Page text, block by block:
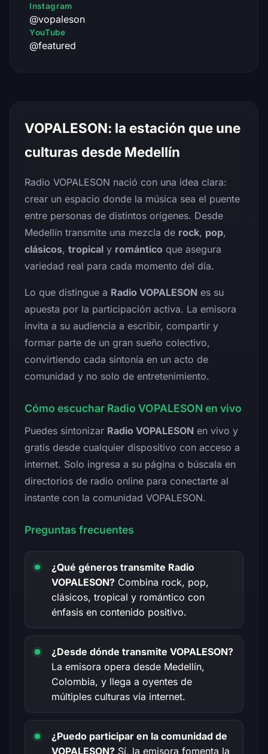
Instagram
@vopaleson
YouTube
@featured
VOPALESON: la estación que une
culturas desde Medellín
Radio VOPALESON nació con una idea clara:
crear un espacio donde la música sea el puente
entre personas de distintos orígenes. Desde
Medellín transmite una mezcla de rock, pop,
clásicos, tropical y romántico que asegura
variedad real para cada momento del día.
Lo que distingue a Radio VOPALESON es su
apuesta por la participación activa. La emisora
invita a su audiencia a escribir, compartir y
formar parte de un gran sueño colectivo,
convirtiendo cada sintonía en un acto de
comunidad y no solo de entretenimiento.
Cómo escuchar Radio VOPALESON en vivo
Puedes sintonizar Radio VOPALESON en vivo y
gratis desde cualquier dispositivo con acceso a
internet. Solo ingresa a su página o búscala en
directorios de radio online para conectarte al
instante con la comunidad VOPALESON.
Preguntas frecuentes
¿Qué géneros transmite Radio
VOPALESON? Combina rock, pop,
clásicos, tropical y romántico con
énfasis en contenido positivo.
¿Desde dónde transmite VOPALESON?
La emisora opera desde Medellín,
Colombia, y llega a oyentes de
múltiples culturas vía internet.
¿Puedo participar en la comunidad de
VOPALESON? Sí, la emisora fomenta la